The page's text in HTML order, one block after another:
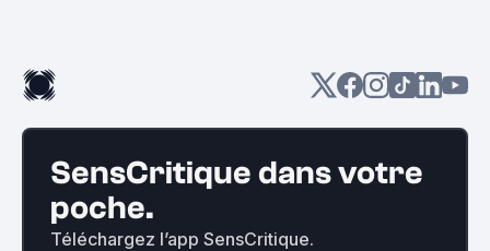
SensCritique dans votre
poche.
Téléchargez l’app SensCritique.